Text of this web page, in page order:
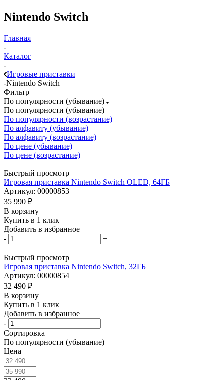
Nintendo Switch
Главная
-
Каталог
-
Игровые приставки
-Nintendo Switch
Фильтр
По популярности (убывание)
По популярности (убывание)
По популярности (возрастание)
По алфавиту (убывание)
По алфавиту (возрастание)
По цене (убывание)
По цене (возрастание)
Быстрый просмотр
Игровая приставка Nintendo Switch OLED, 64ГБ
Артикул: 00000853
35 990 ₽
В корзину
Купить в 1 клик
Добавить в избранное
-
+
Быстрый просмотр
Игровая приставка Nintendo Switch, 32ГБ
Артикул: 00000854
32 490 ₽
В корзину
Купить в 1 клик
Добавить в избранное
-
+
Сортировка
По популярности (убывание)
Цена